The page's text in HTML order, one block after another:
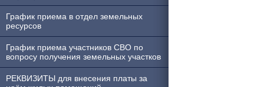
График приема в отдел земельных
ресурсов
График приема участников СВО по
вопросу получения земельных участков
РЕКВИЗИТЫ для внесения платы за